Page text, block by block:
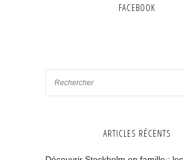
FACEBOOK
ARTICLES RÉCENTS